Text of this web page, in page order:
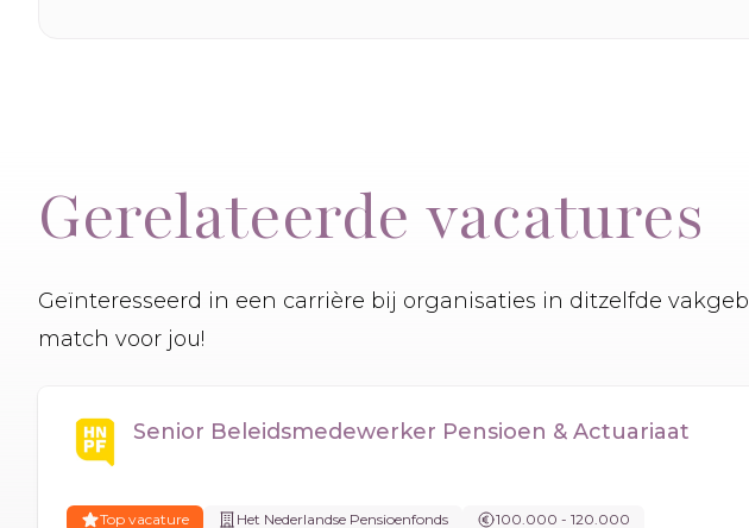
Gerelateerde vacatures
Geïnteresseerd in een carrière bij organisaties in ditzelfde
match voor jou!
Senior Beleidsmedewerker Pensioen & Actuariaat
Top vacature Het Nederlandse Pensioenfonds
100.000 - 120.000